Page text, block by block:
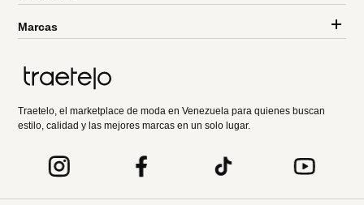
Marcas
Traetelo, el marketplace de moda en Venezuela para quienes buscan
estilo, calidad y las mejores marcas en un solo lugar.